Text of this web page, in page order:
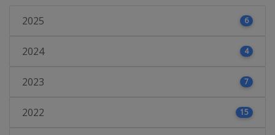
2025 6
2024 4
2023 7
2022 15